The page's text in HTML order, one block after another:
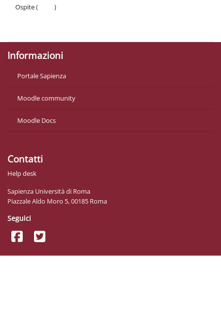
Ospite (
)
Informazioni
Portale Sapienza
Moodle community
Moodle Docs
Contatti
Help desk
Sapienza Università di Roma
Piazzale Aldo Moro 5, 00185 Roma
Seguici